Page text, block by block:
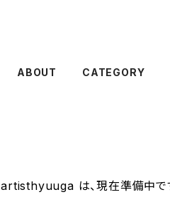
ABOUT CATEGORY
artisthyuuga は、現在準備中で